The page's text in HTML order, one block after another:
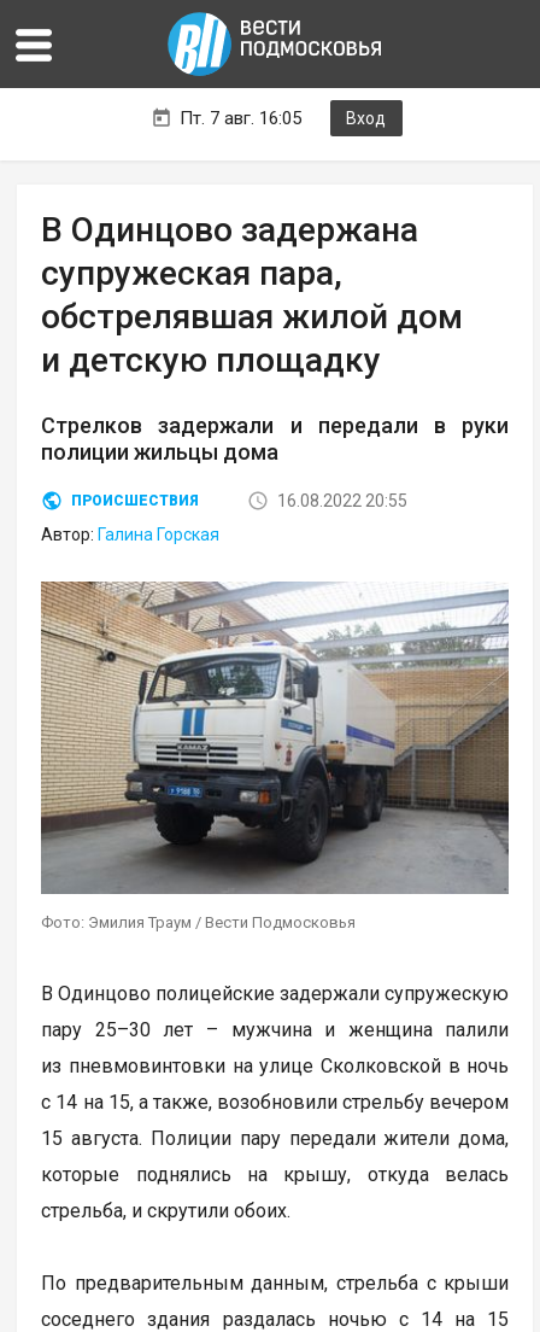
Пт. 7 авг. 16:05 Вход
В Одинцово задержана
супружеская пара,
обстрелявшая жилой дом
и детскую площадку
Стрелков задержали и передали в руки
полиции жильцы дома
ПРОИСШЕСТВИЯ
16.08.2022 20:55
Автор: Галина Горская
Фото: Эмилия Траум / Вести Подмосковья
В Одинцово полицейские задержали супружескую
пару 25–30 лет – мужчина и женщина палили
из пневмовинтовки на улице Сколковской в ночь
с 14 на 15, а также, возобновили стрельбу вечером
15 августа. Полиции пару передали жители дома,
которые поднялись на крышу, откуда велась
стрельба, и скрутили обоих.
По предварительным данным, стрельба с крыши
соседнего здания раздалась ночью с 14 на 15